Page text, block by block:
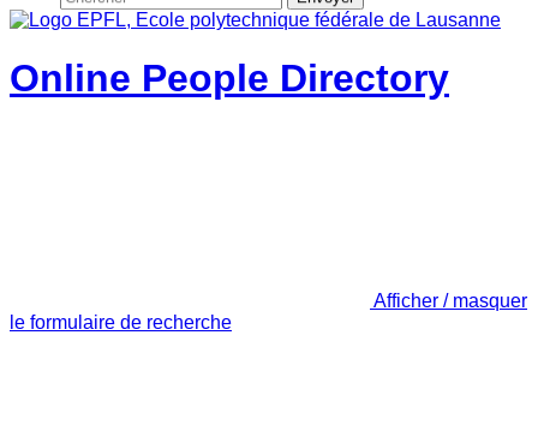
Online People Directory
Afficher / masquer
le formulaire de recherche